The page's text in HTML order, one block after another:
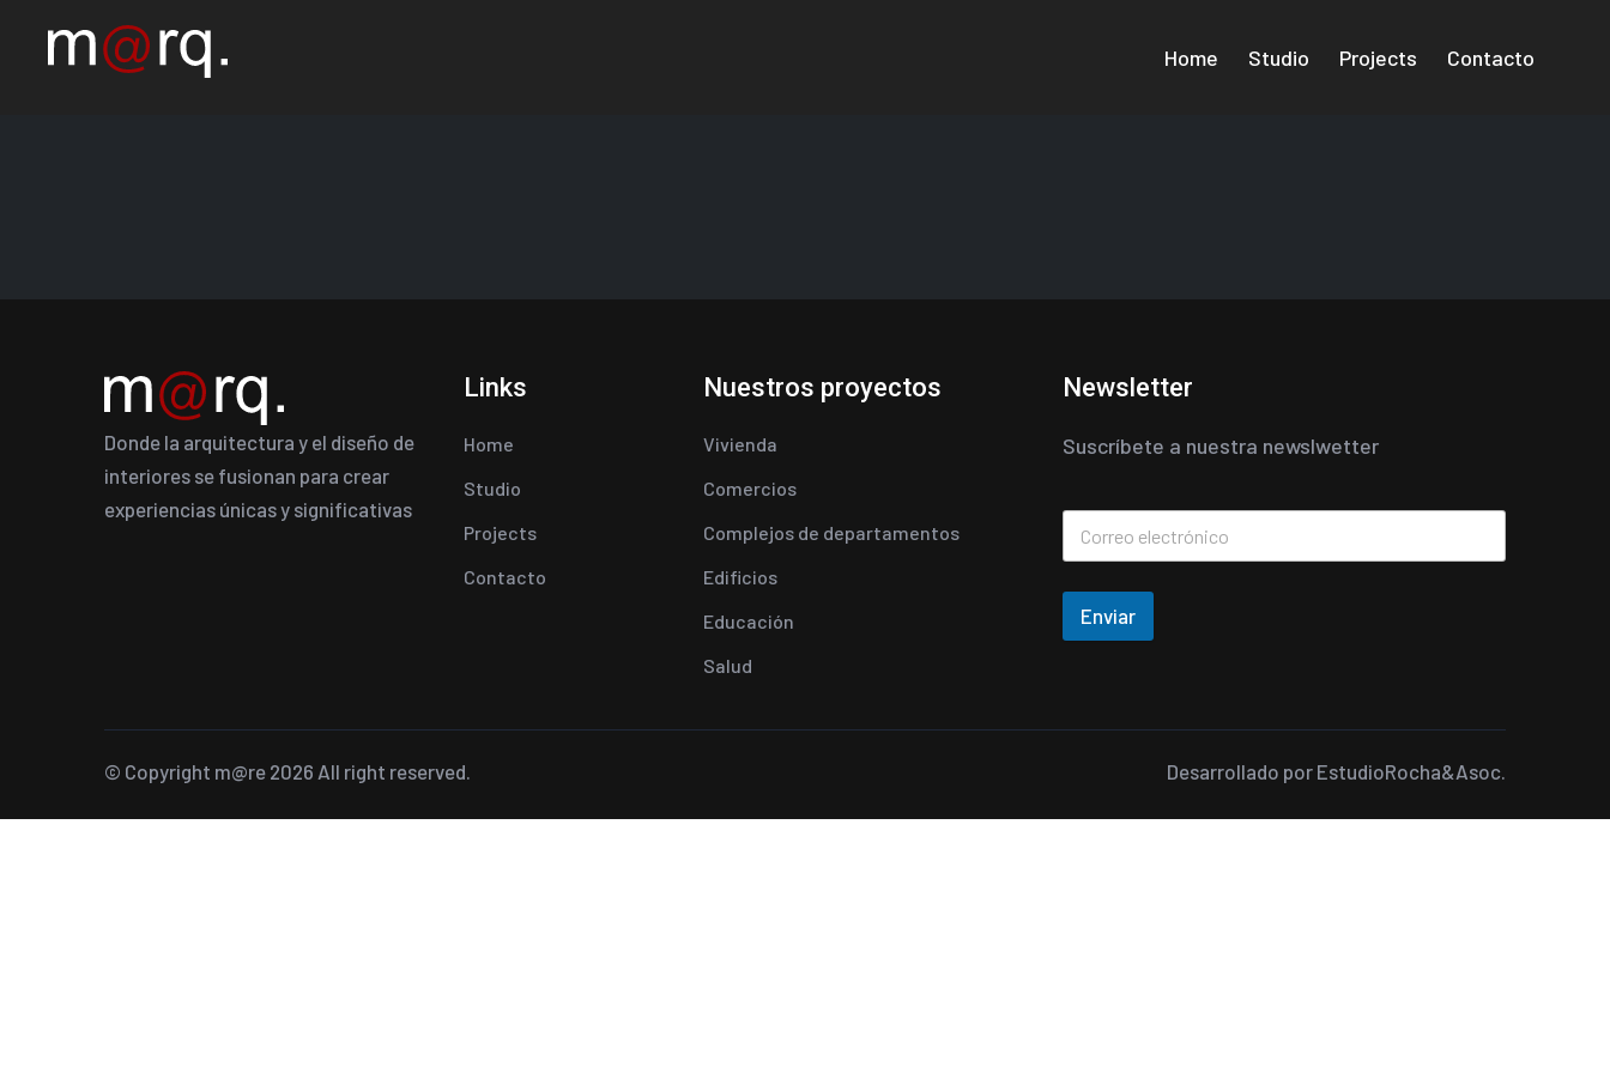
Home Studio Projects Contacto
Donde la arquitectura y el diseño de
interiores se fusionan para crear
experiencias únicas y significativas
Links
Home
Studio
Projects
Contacto
Nuestros proyectos
Vivienda
Comercios
Complejos de departamentos
Edificios
Educación
Salud
Newsletter
Suscríbete a nuestra newslwetter
Enviar
© Copyright m@re 2026 All right reserved. Desarrollado por EstudioRocha&Asoc.